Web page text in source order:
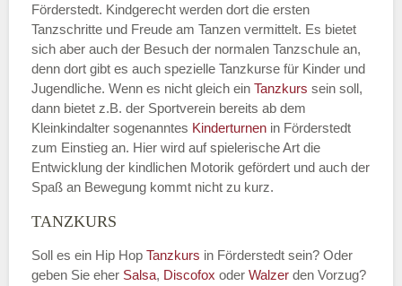
Förderstedt. Kindgerecht werden dort die ersten
Tanzschritte und Freude am Tanzen vermittelt. Es bietet
sich aber auch der Besuch der normalen Tanzschule an,
denn dort gibt es auch spezielle Tanzkurse für Kinder und
Jugendliche. Wenn es nicht gleich ein Tanzkurs sein soll,
dann bietet z.B. der Sportverein bereits ab dem
Kleinkindalter sogenanntes Kinderturnen in Förderstedt
zum Einstieg an. Hier wird auf spielerische Art die
Entwicklung der kindlichen Motorik gefördert und auch der
Spaß an Bewegung kommt nicht zu kurz.
TANZKURS
Soll es ein Hip Hop Tanzkurs in Förderstedt sein? Oder
geben Sie eher Salsa, Discofox oder Walzer den Vorzug?